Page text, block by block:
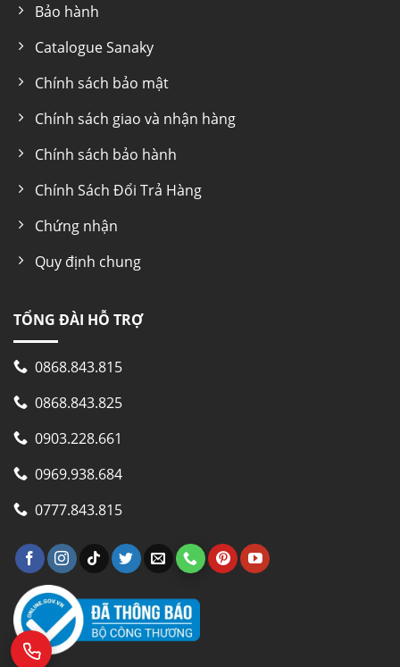
Bảo hành
Catalogue Sanaky
Chính sách bảo mật
Chính sách giao và nhận hàng
Chính sách bảo hành
Chính Sách Đổi Trả Hàng
Chứng nhận
Quy định chung
TỔNG ĐÀI HỖ TRỢ
0868.843.815
0868.843.825
0903.228.661
0969.938.684
0777.843.815